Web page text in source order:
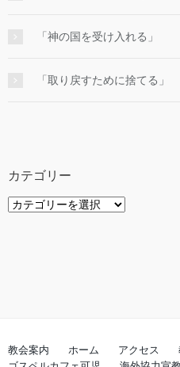
「神の国を受け入れる」
「取り戻すために捨てる」
カテゴリー
カ
教会案内 ホーム アクセス